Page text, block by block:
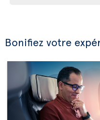
Bonifiez votre